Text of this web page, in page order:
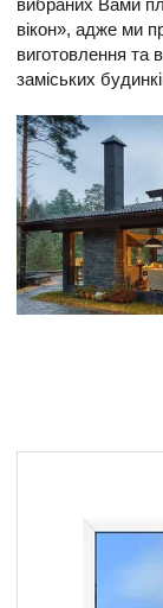
вибраних Вами
вікон», адже ми
виготовлення та
заміських